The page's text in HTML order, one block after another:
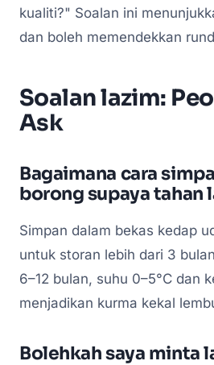
kualiti?" Soalan ini
dan boleh memendekkan
Soalan lazim:
Ask
Bagaimana cara
borong supaya tahan
Simpan dalam bekas kedap
untuk storan lebih dari 3
6–12 bulan, suhu 0–5°C dan
menjadikan kurma kekal
Bolehkah saya minta